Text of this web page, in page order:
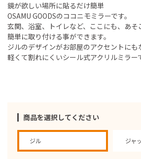
商品を選択してください
ジル ジャ
鏡が欲しい場所に貼るだけ簡単
OSAMU GOODSのココニモミラーです。
玄関、浴室、トイレなど、ここにも、あそ
簡単に取り付ける事ができます。
ジルのデザインがお部屋のアクセントにも
軽くて割れにくいシール式アクリルミラー